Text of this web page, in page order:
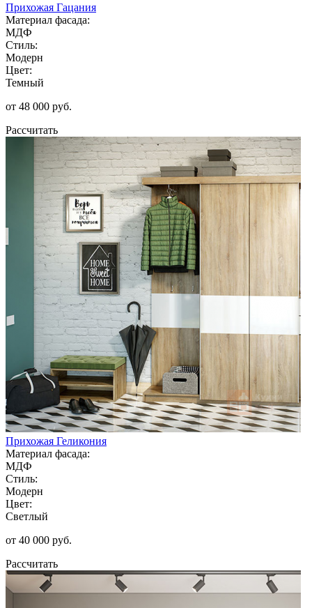
Прихожая Гацания
Материал фасада:
МДФ
Стиль:
Модерн
Цвет:
Темный
от 48 000 руб.
Рассчитать
Прихожая Геликония
Материал фасада:
МДФ
Стиль:
Модерн
Цвет:
Светлый
от 40 000 руб.
Рассчитать